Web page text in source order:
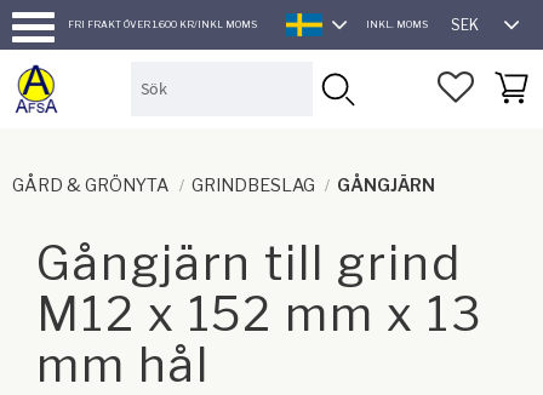
Meny
FRI FRAKT ÖVER 1.600 KR/INKL MOMS
SVENSKA
INKL. MOMS SEK
GÅRD & GRÖNYTA GRINDBESLAG GÅNGJÄRN
Gångjärn till grind
M12 x 152 mm x 13
mm hål